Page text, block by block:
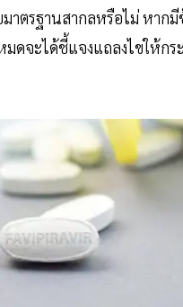
าตรฐานสากลหรือไม่ หากมี
มดจะได้ชี้แจงแถลงไขให้กร